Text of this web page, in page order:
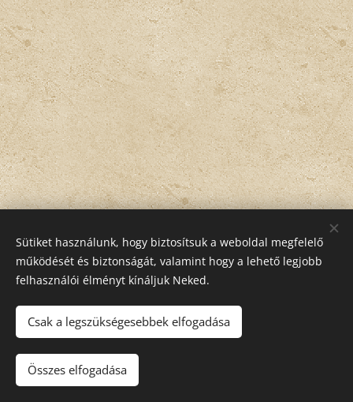
KORONA APARTMANHÁZ 5465 Cserkeszőlő, Petőfi S. u. 12
Telefon: 06-30/910-8560
Az oldalt a
Sütiket használunk, hogy biztosítsuk a weboldal megfelelő
működését és biztonságát, valamint hogy a lehető legjobb
felhasználói élményt kínáljuk Neked.
Csak a legszükségesebbek elfogadása
Összes elfogadása